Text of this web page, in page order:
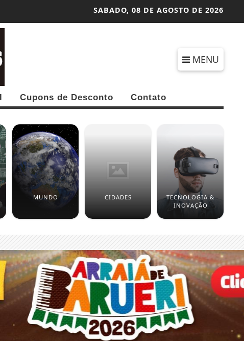
SABADO, 08 DE AGOSTO DE 2026
MENU
Cupons de Desconto Contato
MUNDO CIDADES
TECNOLOGIA &
INOVAÇÃO